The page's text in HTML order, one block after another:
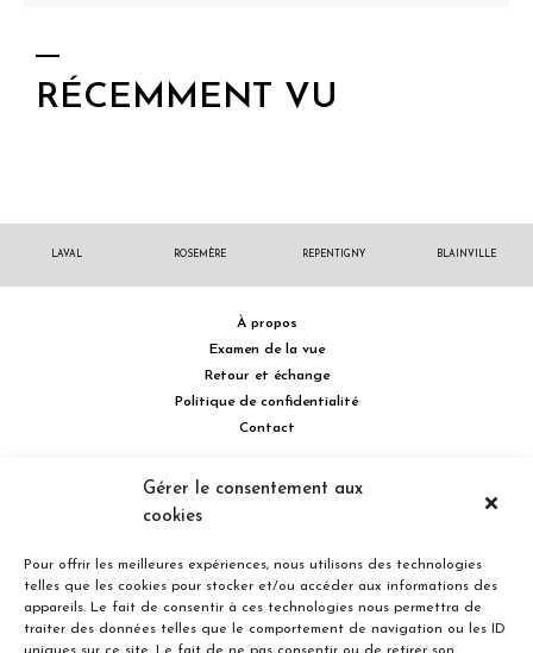
Gérer le consentement aux
cookies
Pour offrir les meilleures expériences, nous utilisons des technologies
telles que les cookies pour stocker et/ou accéder aux informations des
appareils. Le fait de consentir à ces technologies nous permettra de
traiter des données telles que le comportement de navigation ou les ID
RÉCEMMENT VU
LAVAL ROSEMÈRE REPENTIGNY BLAINVILLE
À propos
Examen de la vue
Retour et échange
Politique de confidentialité
Contact
514 732.0222
Concorde Est, Laval, Québec H7G 2E4 Canada